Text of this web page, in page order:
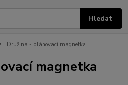
Hledat
Družina - plánovací magnetka
magnetka